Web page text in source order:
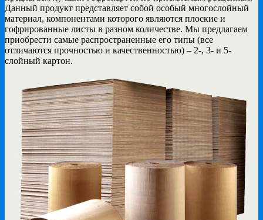
Данный продукт представляет собой особый многослойный
материал, компонентами которого являются плоские и
гофрированные листы в разном количестве. Мы предлагаем
приобрести самые распространенные его типы (все
отличаются прочностью и качественностью) – 2-, 3- и 5-
слойный картон.